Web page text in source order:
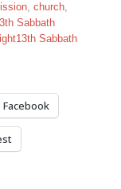
, church,
Sabbath
Sabbath
Facebook